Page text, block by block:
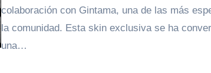
colaboración con Gintama, una de las más
la comunidad. Esta skin exclusiva se ha
una…